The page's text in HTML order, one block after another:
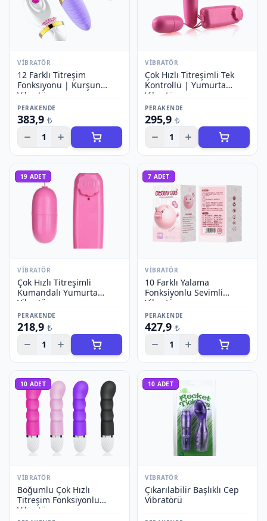
VIBRATÖR
12 Farklı Titreşim
Fonksiyonu | Kurşun
Vibratör
PERAKENDE
383,9 ₺
1
VIBRATÖR
Çok Hızlı Titreşimli Tek
Kontrollü | Yumurta
Vibratör
PERAKENDE
295,9 ₺
1
19 ADET
VIBRATÖR
Çok Hızlı Titreşimli
Kumandalı Yumurta
Vibratör
PERAKENDE
218,9 ₺
1
7 ADET
VIBRATÖR
10 Farklı Yalama
Fonksiyonlu Sevimli
Vibratör
PERAKENDE
427,9 ₺
1
10 ADET
VIBRATÖR
Boğumlu Çok Hızlı
Titreşim Fonksiyonlu
Vibratör
10 ADET
VIBRATÖR
Çıkarılabilir Başlıklı Cep
Vibratörü